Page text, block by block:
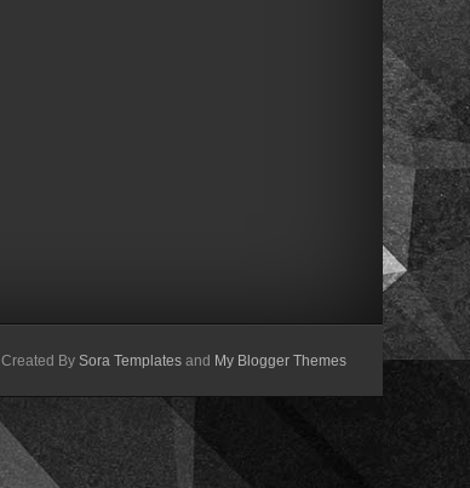
Created By Sora Templates and My Blogger Themes